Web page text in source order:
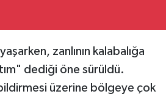
zanlının kalabalığa
dediği öne sürüldü.
üzerine bölgeye çok